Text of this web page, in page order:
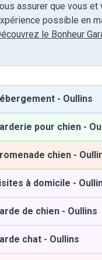
assurer que vous
possible en
le Bonheur
- Oullins
pour chien -
chien -
à domicile -
de chien - Oullins
chat - Oullins